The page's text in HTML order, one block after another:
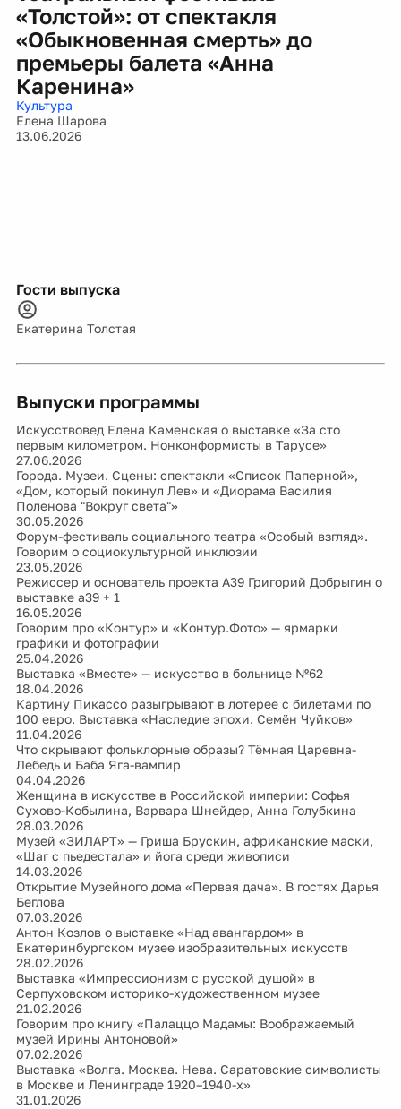
«Толстой»: от спектакля
«Обыкновенная смерть» до
премьеры балета «Анна
Каренина»
Культура
Елена Шарова
13.06.2026
Гости выпуска
Екатерина Толстая
Выпуски программы
Искусствовед Елена Каменская о выставке «За сто
первым километром. Нонконформисты в Тарусе»
27.06.2026
Города. Музеи. Сцены: спектакли «Список Паперной»,
«Дом, который покинул Лев» и «Диорама Василия
Поленова "Вокруг света"»
30.05.2026
Форум-фестиваль социального театра «Особый взгляд».
Говорим о социокультурной инклюзии
23.05.2026
Режиссер и основатель проекта А39 Григорий Добрыгин о
выставке а39 + 1
16.05.2026
Говорим про «Контур» и «Контур.Фото» — ярмарки
графики и фотографии
25.04.2026
Выставка «Вместе» — искусство в больнице №62
18.04.2026
Картину Пикассо разыгрывают в лотерее с билетами по
100 евро. Выставка «Наследие эпохи. Семён Чуйков»
11.04.2026
Что скрывают фольклорные образы? Тёмная Царевна-
Лебедь и Баба Яга-вампир
04.04.2026
Женщина в искусстве в Российской империи: Софья
Сухово-Кобылина, Варвара Шнейдер, Анна Голубкина
28.03.2026
Музей «ЗИЛАРТ» — Гриша Брускин, африканские маски,
«Шаг с пьедестала» и йога среди живописи
14.03.2026
Открытие Музейного дома «Первая дача». В гостях Дарья
Беглова
07.03.2026
Антон Козлов о выставке «Над авангардом» в
Екатеринбургском музее изобразительных искусств
28.02.2026
Выставка «Импрессионизм с русской душой» в
Серпуховском историко-художественном музее
21.02.2026
Говорим про книгу «Палаццо Мадамы: Воображаемый
музей Ирины Антоновой»
07.02.2026
Выставка «Волга. Москва. Нева. Саратовские символисты
в Москве и Ленинграде 1920–1940-х»
31.01.2026